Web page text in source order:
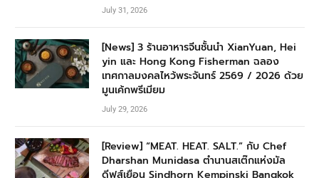
July 31, 2026
[News] 3 ร้านอาหารจีนชั้นนำ XianYuan, Hei
yin และ Hong Kong Fisherman ฉลอง
เทศกาลมงคลไหว้พระจันทร์ 2569 / 2026 ด้วย
มูนเค้กพรีเมียม
July 29, 2026
[Review] “MEAT. HEAT. SALT.” กับ Chef
Dharshan Munidasa ตำนานสเต๊กแห่งมัล
ดีฟส์เยือน Sindhorn Kempinski Bangkok